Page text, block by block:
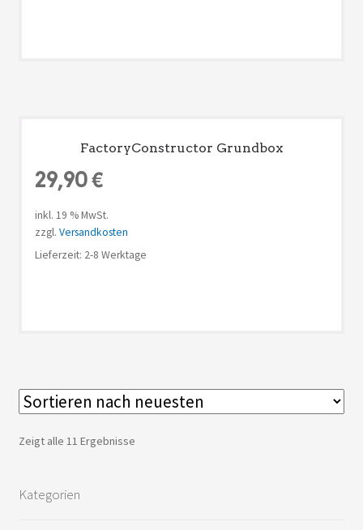
FactoryConstructor Grundbox
29,90€
inkl. 19 % MwSt.
zzgl. Versandkosten
Lieferzeit: 2-8 Werktage
Zeigt alle 11 Ergebnisse
Kategorien